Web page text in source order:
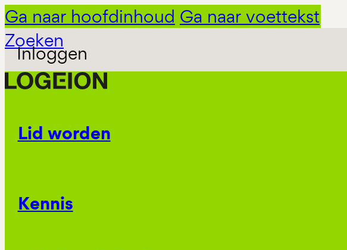
Ga naar hoofdinhoud Ga naar voettekst
Zoeken
Inloggen
Lid worden
Kennis